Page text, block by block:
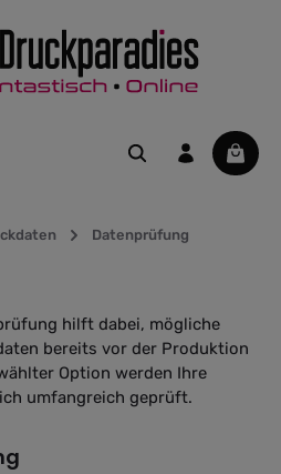
Datenprüfung
hilft dabei, mögliche
bereits vor der Produktion
Option werden Ihre
umfangreich geprüft.